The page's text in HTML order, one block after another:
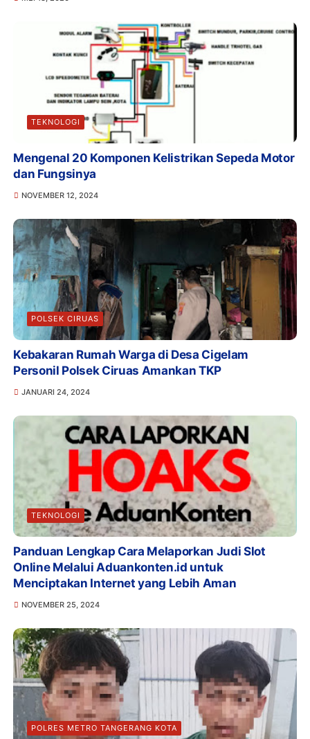
TEKNOLOGI
Mengenal 20 Komponen Kelistrikan Sepeda Motor
dan Fungsinya
NOVEMBER 12, 2024
POLSEK CIRUAS
Kebakaran Rumah Warga di Desa Cigelam
Personil Polsek Ciruas Amankan TKP
JANUARI 24, 2024
TEKNOLOGI
Panduan Lengkap Cara Melaporkan Judi Slot
Online Melalui Aduankonten.id untuk
Menciptakan Internet yang Lebih Aman
NOVEMBER 25, 2024
POLRES METRO TANGERANG KOTA